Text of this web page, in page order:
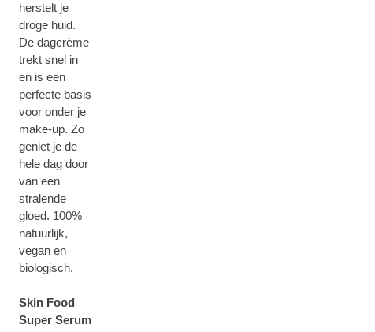
herstelt je
droge huid.
De dagcrème
trekt snel in
en is een
perfecte basis
voor onder je
make-up. Zo
geniet je de
hele dag door
van een
stralende
gloed. 100%
natuurlijk,
vegan en
biologisch.
Skin Food
Super Serum